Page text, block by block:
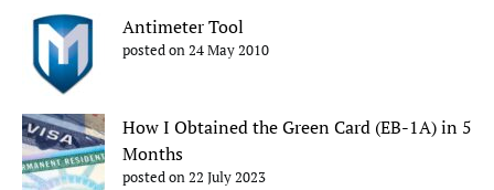
Antimeter Tool
posted on 24 May 2010
How I Obtained the Green Card (EB-1A) in 5
Months
posted on 22 July 2023